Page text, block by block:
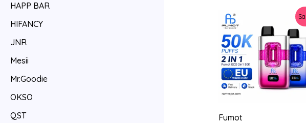
HAPP BAR
HIFANCY
JNR
Mesii
Mr.Goodie
OKSO
QST
Fumot